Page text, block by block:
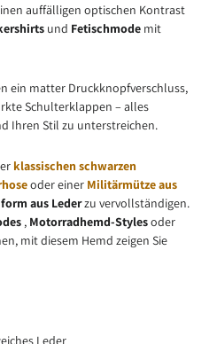
auffälligen optischen Kontrast
und Fetischmode mit
ein matter Druckknopfverschluss,
Schulterklappen – alles
Ihren Stil zu unterstreichen.
klassischen schwarzen
oder einer Militärmütze aus
aus Lederzu vervollständigen.
, Motorradhemd-Stylesoder
mit diesem Hemd zeigen Sie
Leder